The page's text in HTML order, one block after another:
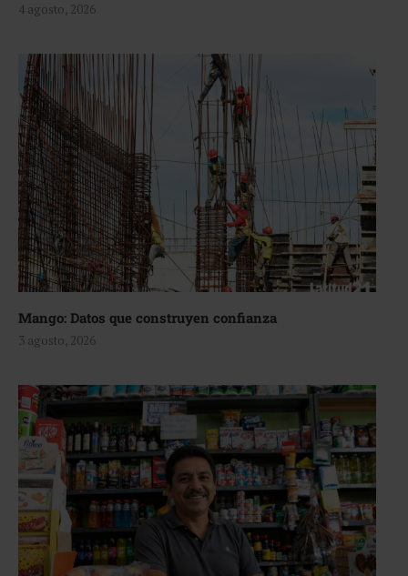
4 agosto, 2026
Mango: Datos que construyen confianza
3 agosto, 2026